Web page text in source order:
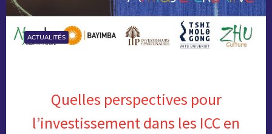
ACTUALITÉS
Quelles perspectives pour
l’investissement dans les ICC en